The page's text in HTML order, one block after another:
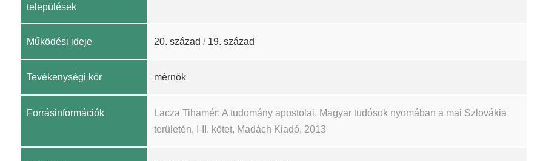
települések
Működési ideje 20. század / 19. század
Tevékenységi kör mérnök
Forrásinformációk
Lacza Tihamér: A tudomány apostolai, Magyar tudósok nyomában a mai Szlovákia
területén, I-II. kötet, Madách Kiadó, 2013